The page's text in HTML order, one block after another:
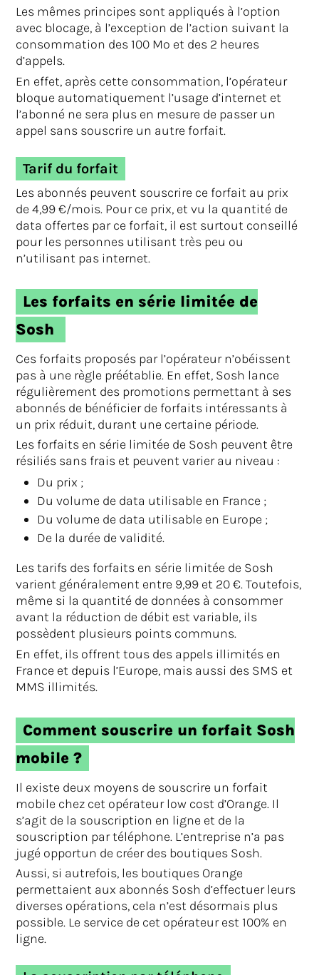
Les mêmes principes sont appliqués à l’option
avec blocage, à l’exception de l’action suivant la
consommation des 100 Mo et des 2 heures
d’appels.
En effet, après cette consommation, l’opérateur
bloque automatiquement l’usage d’internet et
l’abonné ne sera plus en mesure de passer un
appel sans souscrire un autre forfait.
Tarif du forfait
Les abonnés peuvent souscrire ce forfait au prix
de 4,99 €/mois. Pour ce prix, et vu la quantité de
data offertes par ce forfait, il est surtout conseillé
pour les personnes utilisant très peu ou
n’utilisant pas internet.
Les forfaits en série limitée de
Sosh
Ces forfaits proposés par l’opérateur n’obéissent
pas à une règle préétablie. En effet, Sosh lance
régulièrement des promotions permettant à ses
abonnés de bénéficier de forfaits intéressants à
un prix réduit, durant une certaine période.
Les forfaits en série limitée de Sosh peuvent être
résiliés sans frais et peuvent varier au niveau :
Du prix ;
Du volume de data utilisable en France ;
Du volume de data utilisable en Europe ;
De la durée de validité.
Les tarifs des forfaits en série limitée de Sosh
varient généralement entre 9,99 et 20 €. Toutefois,
même si la quantité de données à consommer
avant la réduction de débit est variable, ils
possèdent plusieurs points communs.
En effet, ils offrent tous des appels illimités en
France et depuis l’Europe, mais aussi des SMS et
MMS illimités.
Comment souscrire un forfait Sosh
mobile ?
Il existe deux moyens de souscrire un forfait
mobile chez cet opérateur low cost d’Orange. Il
s’agit de la souscription en ligne et de la
souscription par téléphone. L’entreprise n’a pas
jugé opportun de créer des boutiques Sosh.
Aussi, si autrefois, les boutiques Orange
permettaient aux abonnés Sosh d’effectuer leurs
diverses opérations, cela n’est désormais plus
possible. Le service de cet opérateur est 100% en
ligne.